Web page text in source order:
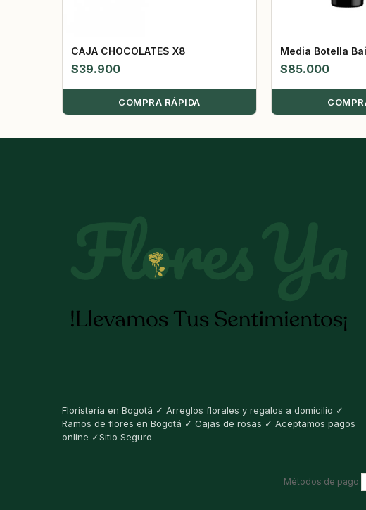
CAJA CHOCOLATES X8
$39.900
COMPRA RÁPIDA
Media Botella
$85.000
Floristería en Bogotá ✓ Arreglos florales y regalos a domicilio ✓
Ramos de flores en Bogotá ✓ Cajas de rosas ✓ Aceptamos pagos
online ✓Sitio Seguro
Métodos de pago: